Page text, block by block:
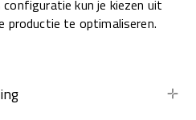
kun je kiezen uit
productie te optimaliseren.